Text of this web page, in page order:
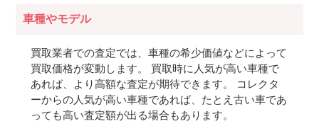
車種やモデル
買取業者での査定では、車種の希少価値などによって
買取価格が変動します。 買取時に人気が高い車種で
あれば、より高額な査定が期待できます。 コレクタ
ーからの人気が高い車種であれば、たとえ古い車であ
っても高い査定額が出る場合もあります。